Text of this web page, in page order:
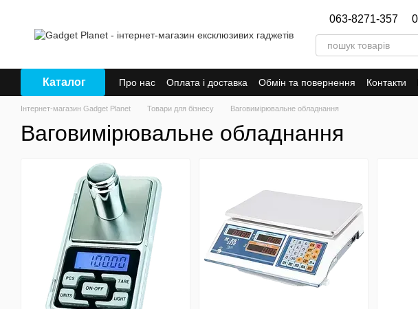
063-8271-357
Каталог Про нас Оплата і доставка Обмін та повернення Контакти
Інтернет-магазин Gadget Planet Товари для бізнесу Ваговимірювальне обладнання
Ваговимірювальне обладнання